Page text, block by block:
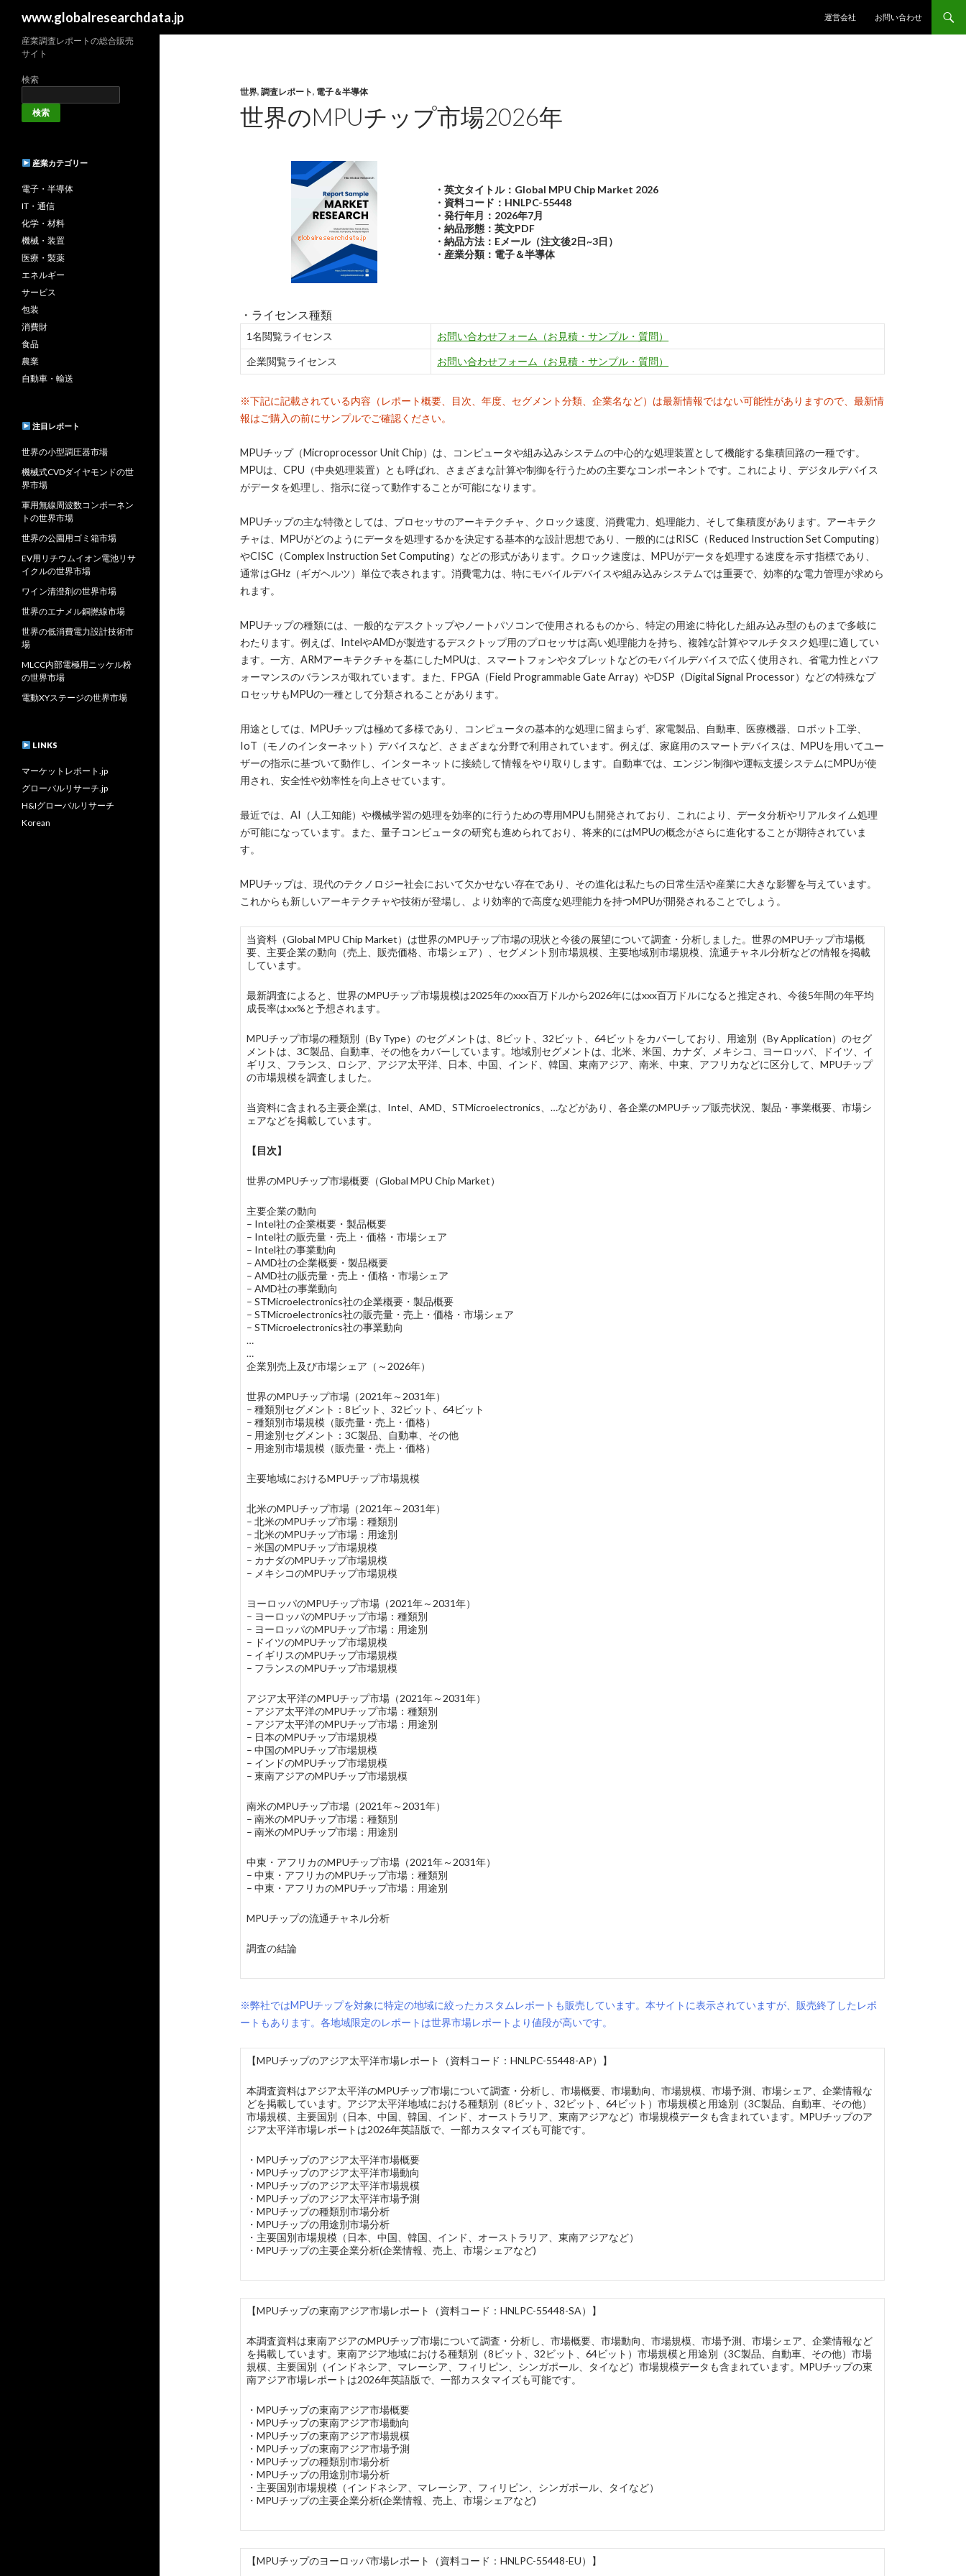
www.globalresearchdata.jp
運営会社
お問い合わせ
世界,調査レポート, 電子＆半導体
世界のMPUチップ市場2026年
・英文タイトル：Global MPU Chip Market 2026
・資料コード：HNLPC-55448
・発行年月：2026年7月
・納品形態：英文PDF
・納品方法：Eメール（注文後2日~3日）
・産業分類：電子＆半導体
・ライセンス種類
1名閲覧ライセンス お問い合わせフォーム（お見積・サンプル・質問）
企業閲覧ライセンス お問い合わせフォーム（お見積・サンプル・質問）
※下記に記載されている内容（レポート概要、目次、年度、セグメント分類、企業名など）は最新情報ではない可能性がありますので、最新情
報はご購入の前にサンプルでご確認ください。
MPUチップ（Microprocessor Unit Chip）は、コンピュータや組み込みシステムの中心的な処理装置として機能する集積回路の一種です。
MPUは、CPU（中央処理装置）とも呼ばれ、さまざまな計算や制御を行うための主要なコンポーネントです。これにより、デジタルデバイス
がデータを処理し、指示に従って動作することが可能になります。
MPUチップの主な特徴としては、プロセッサのアーキテクチャ、クロック速度、消費電力、処理能力、そして集積度があります。アーキテク
チャは、MPUがどのようにデータを処理するかを決定する基本的な設計思想であり、一般的にはRISC（Reduced Instruction Set Computing）
やCISC（Complex Instruction Set Computing）などの形式があります。クロック速度は、MPUがデータを処理する速度を示す指標であり、
通常はGHz（ギガヘルツ）単位で表されます。消費電力は、特にモバイルデバイスや組み込みシステムでは重要で、効率的な電力管理が求めら
れます。
MPUチップの種類には、一般的なデスクトップやノートパソコンで使用されるものから、特定の用途に特化した組み込み型のものまで多岐に
わたります。例えば、IntelやAMDが製造するデスクトップ用のプロセッサは高い処理能力を持ち、複雑な計算やマルチタスク処理に適してい
ます。一方、ARMアーキテクチャを基にしたMPUは、スマートフォンやタブレットなどのモバイルデバイスで広く使用され、省電力性とパフ
ォーマンスのバランスが取れています。また、FPGA（Field Programmable Gate Array）やDSP（Digital Signal Processor）などの特殊なプ
ロセッサもMPUの一種として分類されることがあります。
用途としては、MPUチップは極めて多様であり、コンピュータの基本的な処理に留まらず、家電製品、自動車、医療機器、ロボット工学、
IoT（モノのインターネット）デバイスなど、さまざまな分野で利用されています。例えば、家庭用のスマートデバイスは、MPUを用いてユー
ザーの指示に基づいて動作し、インターネットに接続して情報をやり取りします。自動車では、エンジン制御や運転支援システムにMPUが使
用され、安全性や効率性を向上させています。
最近では、AI（人工知能）や機械学習の処理を効率的に行うための専用MPUも開発されており、これにより、データ分析やリアルタイム処理
が可能になっています。また、量子コンピュータの研究も進められており、将来的にはMPUの概念がさらに進化することが期待されていま
す。
MPUチップは、現代のテクノロジー社会において欠かせない存在であり、その進化は私たちの日常生活や産業に大きな影響を与えています。
これからも新しいアーキテクチャや技術が登場し、より効率的で高度な処理能力を持つMPUが開発されることでしょう。
当資料（Global MPU Chip Market）は世界のMPUチップ市場の現状と今後の展望について調査・分析しました。世界のMPUチップ市場概
要、主要企業の動向（売上、販売価格、市場シェア）、セグメント別市場規模、主要地域別市場規模、流通チャネル分析などの情報を掲載
しています。
最新調査によると、世界のMPUチップ市場規模は2025年のxxx百万ドルから2026年にはxxx百万ドルになると推定され、今後5年間の年平均
成長率はxx%と予想されます。
MPUチップ市場の種類別（By Type）のセグメントは、8ビット、32ビット、64ビットをカバーしており、用途別（By Application）のセグ
メントは、3C製品、自動車、その他をカバーしています。地域別セグメントは、北米、米国、カナダ、メキシコ、ヨーロッパ、ドイツ、イ
ギリス、フランス、ロシア、アジア太平洋、日本、中国、インド、韓国、東南アジア、南米、中東、アフリカなどに区分して、MPUチップ
の市場規模を調査しました。
当資料に含まれる主要企業は、Intel、AMD、STMicroelectronics、…などがあり、各企業のMPUチップ販売状況、製品・事業概要、市場シ
ェアなどを掲載しています。
【目次】
世界のMPUチップ市場概要（Global MPU Chip Market）
主要企業の動向
– Intel社の企業概要・製品概要
– Intel社の販売量・売上・価格・市場シェア
– Intel社の事業動向
– AMD社の企業概要・製品概要
– AMD社の販売量・売上・価格・市場シェア
– AMD社の事業動向
– STMicroelectronics社の企業概要・製品概要
– STMicroelectronics社の販売量・売上・価格・市場シェア
– STMicroelectronics社の事業動向
…
…
企業別売上及び市場シェア（～2026年）
世界のMPUチップ市場（2021年～2031年）
– 種類別セグメント：8ビット、32ビット、64ビット
– 種類別市場規模（販売量・売上・価格）
– 用途別セグメント：3C製品、自動車、その他
– 用途別市場規模（販売量・売上・価格）
主要地域におけるMPUチップ市場規模
北米のMPUチップ市場（2021年～2031年）
– 北米のMPUチップ市場：種類別
– 北米のMPUチップ市場：用途別
– 米国のMPUチップ市場規模
– カナダのMPUチップ市場規模
– メキシコのMPUチップ市場規模
ヨーロッパのMPUチップ市場（2021年～2031年）
– ヨーロッパのMPUチップ市場：種類別
– ヨーロッパのMPUチップ市場：用途別
– ドイツのMPUチップ市場規模
– イギリスのMPUチップ市場規模
– フランスのMPUチップ市場規模
アジア太平洋のMPUチップ市場（2021年～2031年）
– アジア太平洋のMPUチップ市場：種類別
– アジア太平洋のMPUチップ市場：用途別
– 日本のMPUチップ市場規模
– 中国のMPUチップ市場規模
– インドのMPUチップ市場規模
– 東南アジアのMPUチップ市場規模
南米のMPUチップ市場（2021年～2031年）
– 南米のMPUチップ市場：種類別
– 南米のMPUチップ市場：用途別
中東・アフリカのMPUチップ市場（2021年～2031年）
– 中東・アフリカのMPUチップ市場：種類別
– 中東・アフリカのMPUチップ市場：用途別
MPUチップの流通チャネル分析
調査の結論
※弊社ではMPUチップを対象に特定の地域に絞ったカスタムレポートも販売しています。本サイトに表示されていますが、販売終了したレポ
ートもあります。各地域限定のレポートは世界市場レポートより値段が高いです。
【MPUチップのアジア太平洋市場レポート（資料コード：HNLPC-55448-AP）】
本調査資料はアジア太平洋のMPUチップ市場について調査・分析し、市場概要、市場動向、市場規模、市場予測、市場シェア、企業情報な
どを掲載しています。アジア太平洋地域における種類別（8ビット、32ビット、64ビット）市場規模と用途別（3C製品、自動車、その他）
市場規模、主要国別（日本、中国、韓国、インド、オーストラリア、東南アジアなど）市場規模データも含まれています。MPUチップのア
ジア太平洋市場レポートは2026年英語版で、一部カスタマイズも可能です。
・MPUチップのアジア太平洋市場概要
・MPUチップのアジア太平洋市場動向
・MPUチップのアジア太平洋市場規模
・MPUチップのアジア太平洋市場予測
・MPUチップの種類別市場分析
・MPUチップの用途別市場分析
・主要国別市場規模（日本、中国、韓国、インド、オーストラリア、東南アジアなど）
・MPUチップの主要企業分析(企業情報、売上、市場シェアなど)
【MPUチップの東南アジア市場レポート（資料コード：HNLPC-55448-SA）】
本調査資料は東南アジアのMPUチップ市場について調査・分析し、市場概要、市場動向、市場規模、市場予測、市場シェア、企業情報など
を掲載しています。東南アジア地域における種類別（8ビット、32ビット、64ビット）市場規模と用途別（3C製品、自動車、その他）市場
規模、主要国別（インドネシア、マレーシア、フィリピン、シンガポール、タイなど）市場規模データも含まれています。MPUチップの東
南アジア市場レポートは2026年英語版で、一部カスタマイズも可能です。
・MPUチップの東南アジア市場概要
・MPUチップの東南アジア市場動向
・MPUチップの東南アジア市場規模
・MPUチップの東南アジア市場予測
・MPUチップの種類別市場分析
・MPUチップの用途別市場分析
・主要国別市場規模（インドネシア、マレーシア、フィリピン、シンガポール、タイなど）
・MPUチップの主要企業分析(企業情報、売上、市場シェアなど)
【MPUチップのヨーロッパ市場レポート（資料コード：HNLPC-55448-EU）】
産業調査レポートの総合販売
サイト
検索
検索
産業カテゴリー
電子・半導体
IT・通信
化学・材料
機械・装置
医療・製薬
エネルギー
サービス
包装
消費財
食品
農業
自動車・輸送
注目レポート
世界の小型調圧器市場
機械式CVDダイヤモンドの世
界市場
軍用無線周波数コンポーネン
トの世界市場
世界の公園用ゴミ箱市場
EV用リチウムイオン電池リサ
イクルの世界市場
ワイン清澄剤の世界市場
世界のエナメル銅撚線市場
世界の低消費電力設計技術市
場
MLCC内部電極用ニッケル粉
の世界市場
電動XYステージの世界市場
LINKS
マーケットレポート.jp
グローバルリサーチ.jp
H&Iグローバルリサーチ
Korean